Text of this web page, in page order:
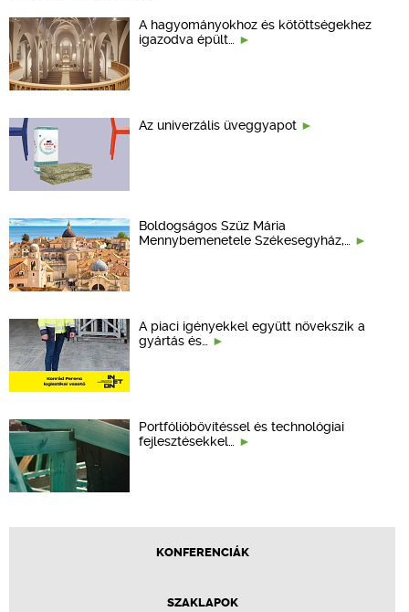
A hagyományokhoz és kötöttségekhez
igazodva épült…
Az univerzális üveggyapot
Boldogságos Szűz Mária
Mennybemenetele Székesegyház,…
A piaci igényekkel együtt növekszik a
gyártás és…
Portfólióbővítéssel és technológiai
fejlesztésekkel…
KONFERENCIÁK
SZAKLAPOK